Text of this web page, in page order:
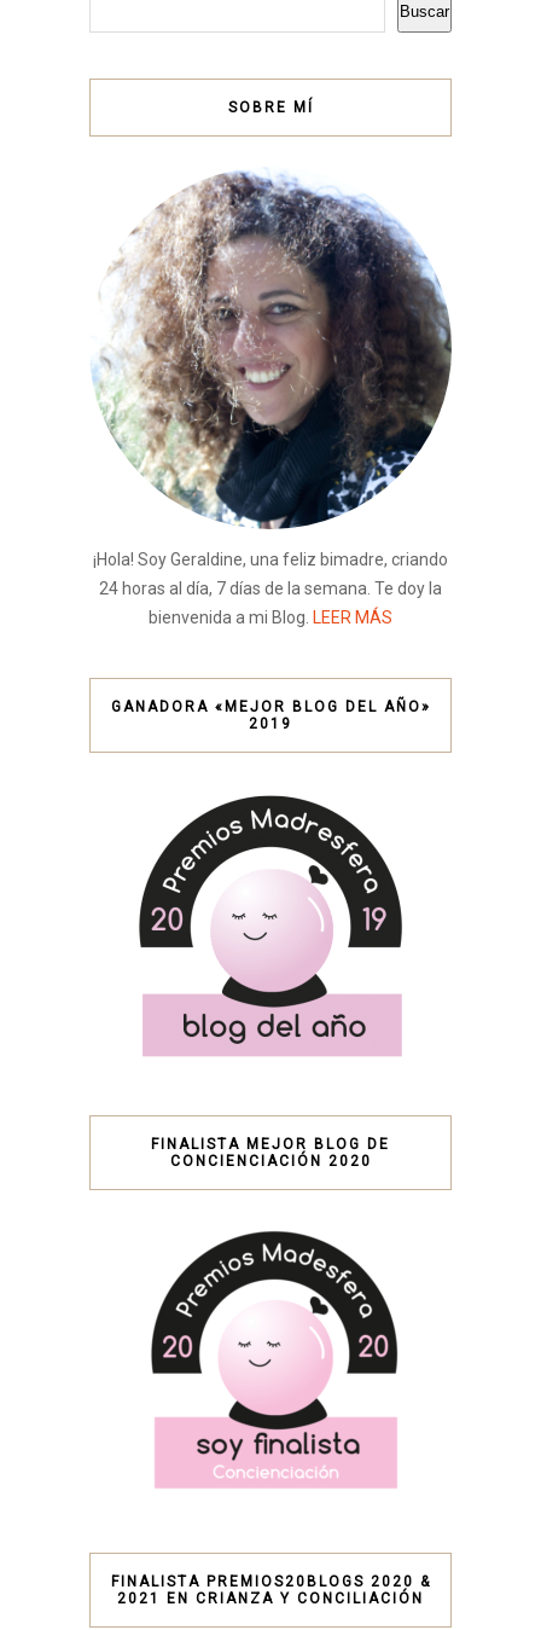
Buscar
SOBRE MÍ
¡Hola! Soy Geraldine, una feliz bimadre, criando
24 horas al día, 7 días de la semana. Te doy la
bienvenida a mi Blog. LEER MÁS
GANADORA «MEJOR BLOG DEL AÑO»
2019
FINALISTA MEJOR BLOG DE
CONCIENCIACIÓN 2020
FINALISTA PREMIOS20BLOGS 2020 &
2021 EN CRIANZA Y CONCILIACIÓN